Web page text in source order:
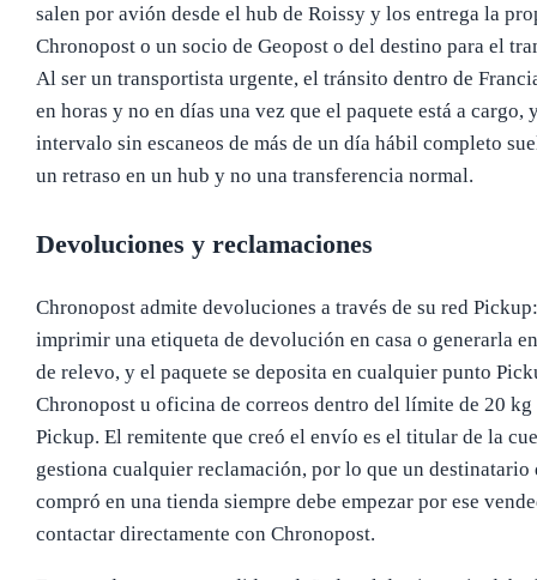
salen por avión desde el hub de Roissy y los entrega la
Chronopost o un socio de Geopost o del destino para el
Al ser un transportista urgente, el tránsito dentro de
en horas y no en días una vez que el paquete está a cargo,
intervalo sin escaneos de más de un día hábil completo
un retraso en un hub y no una transferencia normal.
Devoluciones y reclamaciones
Chronopost admite devoluciones a través de su red
imprimir una etiqueta de devolución en casa o generarla
de relevo, y el paquete se deposita en cualquier punto
Chronopost u oficina de correos dentro del límite de 20
Pickup. El remitente que creó el envío es el titular de la
gestiona cualquier reclamación, por lo que un destinatario
compró en una tienda siempre debe empezar por ese
contactar directamente con Chronopost.